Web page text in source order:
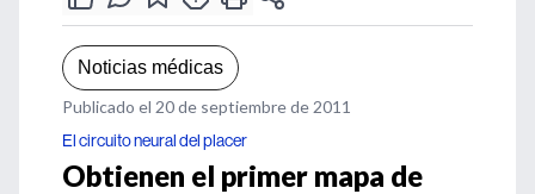
Noticias médicas
Publicado el 20 de septiembre de 2011
El circuito neural del placer
Obtienen el primer mapa de